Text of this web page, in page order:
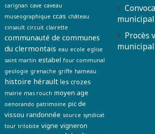
carignan cave caveau
museographique ccas château
cinsault circuit clairette
communauté de communes
du clermontais eau ecole eglise
saint martin estabel four communal
geologie grenache griffe hameau
histoire hérault les crozes
mairie mas rouch moyen age
oenorando patrimoine pic de
vissou randonnée source syndicat
tour trilobite vigne vigneron
Procès